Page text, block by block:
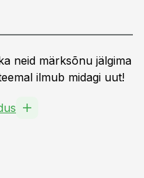
neid märksõnu jälgima
ilmub midagi uut!